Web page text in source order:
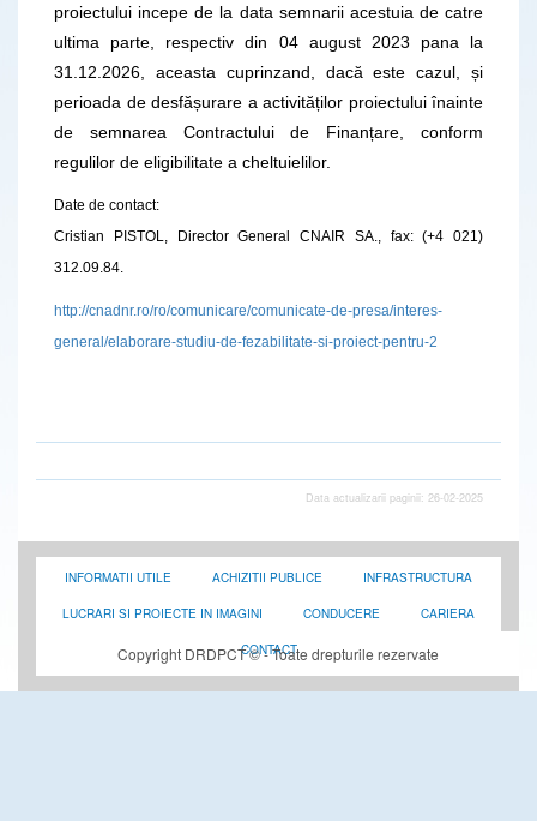
proiectului incepe de la data semnarii acestuia de catre
ultima parte, respectiv din 04 august 2023 pana la
31.12.2026, aceasta cuprinzand, dacă este cazul, și
perioada de desfășurare a activităților proiectului înainte
de semnarea Contractului de Finanțare, conform
regulilor de eligibilitate a cheltuielilor.
Date de contact:
Cristian PISTOL, Director General CNAIR SA., fax: (+4 021)
312.09.84.
http://cnadnr.ro/ro/comunicare/comunicate-de-presa/interes-
general/elaborare-studiu-de-fezabilitate-si-proiect-pentru-2
Data actualizarii paginii: 26-02-2025
INFORMATII UTILE ACHIZITII PUBLICE INFRASTRUCTURA
LUCRARI SI PROIECTE IN IMAGINI CONDUCERE CARIERA
CONTACT
Copyright DRDPCT © - Toate drepturile rezervate